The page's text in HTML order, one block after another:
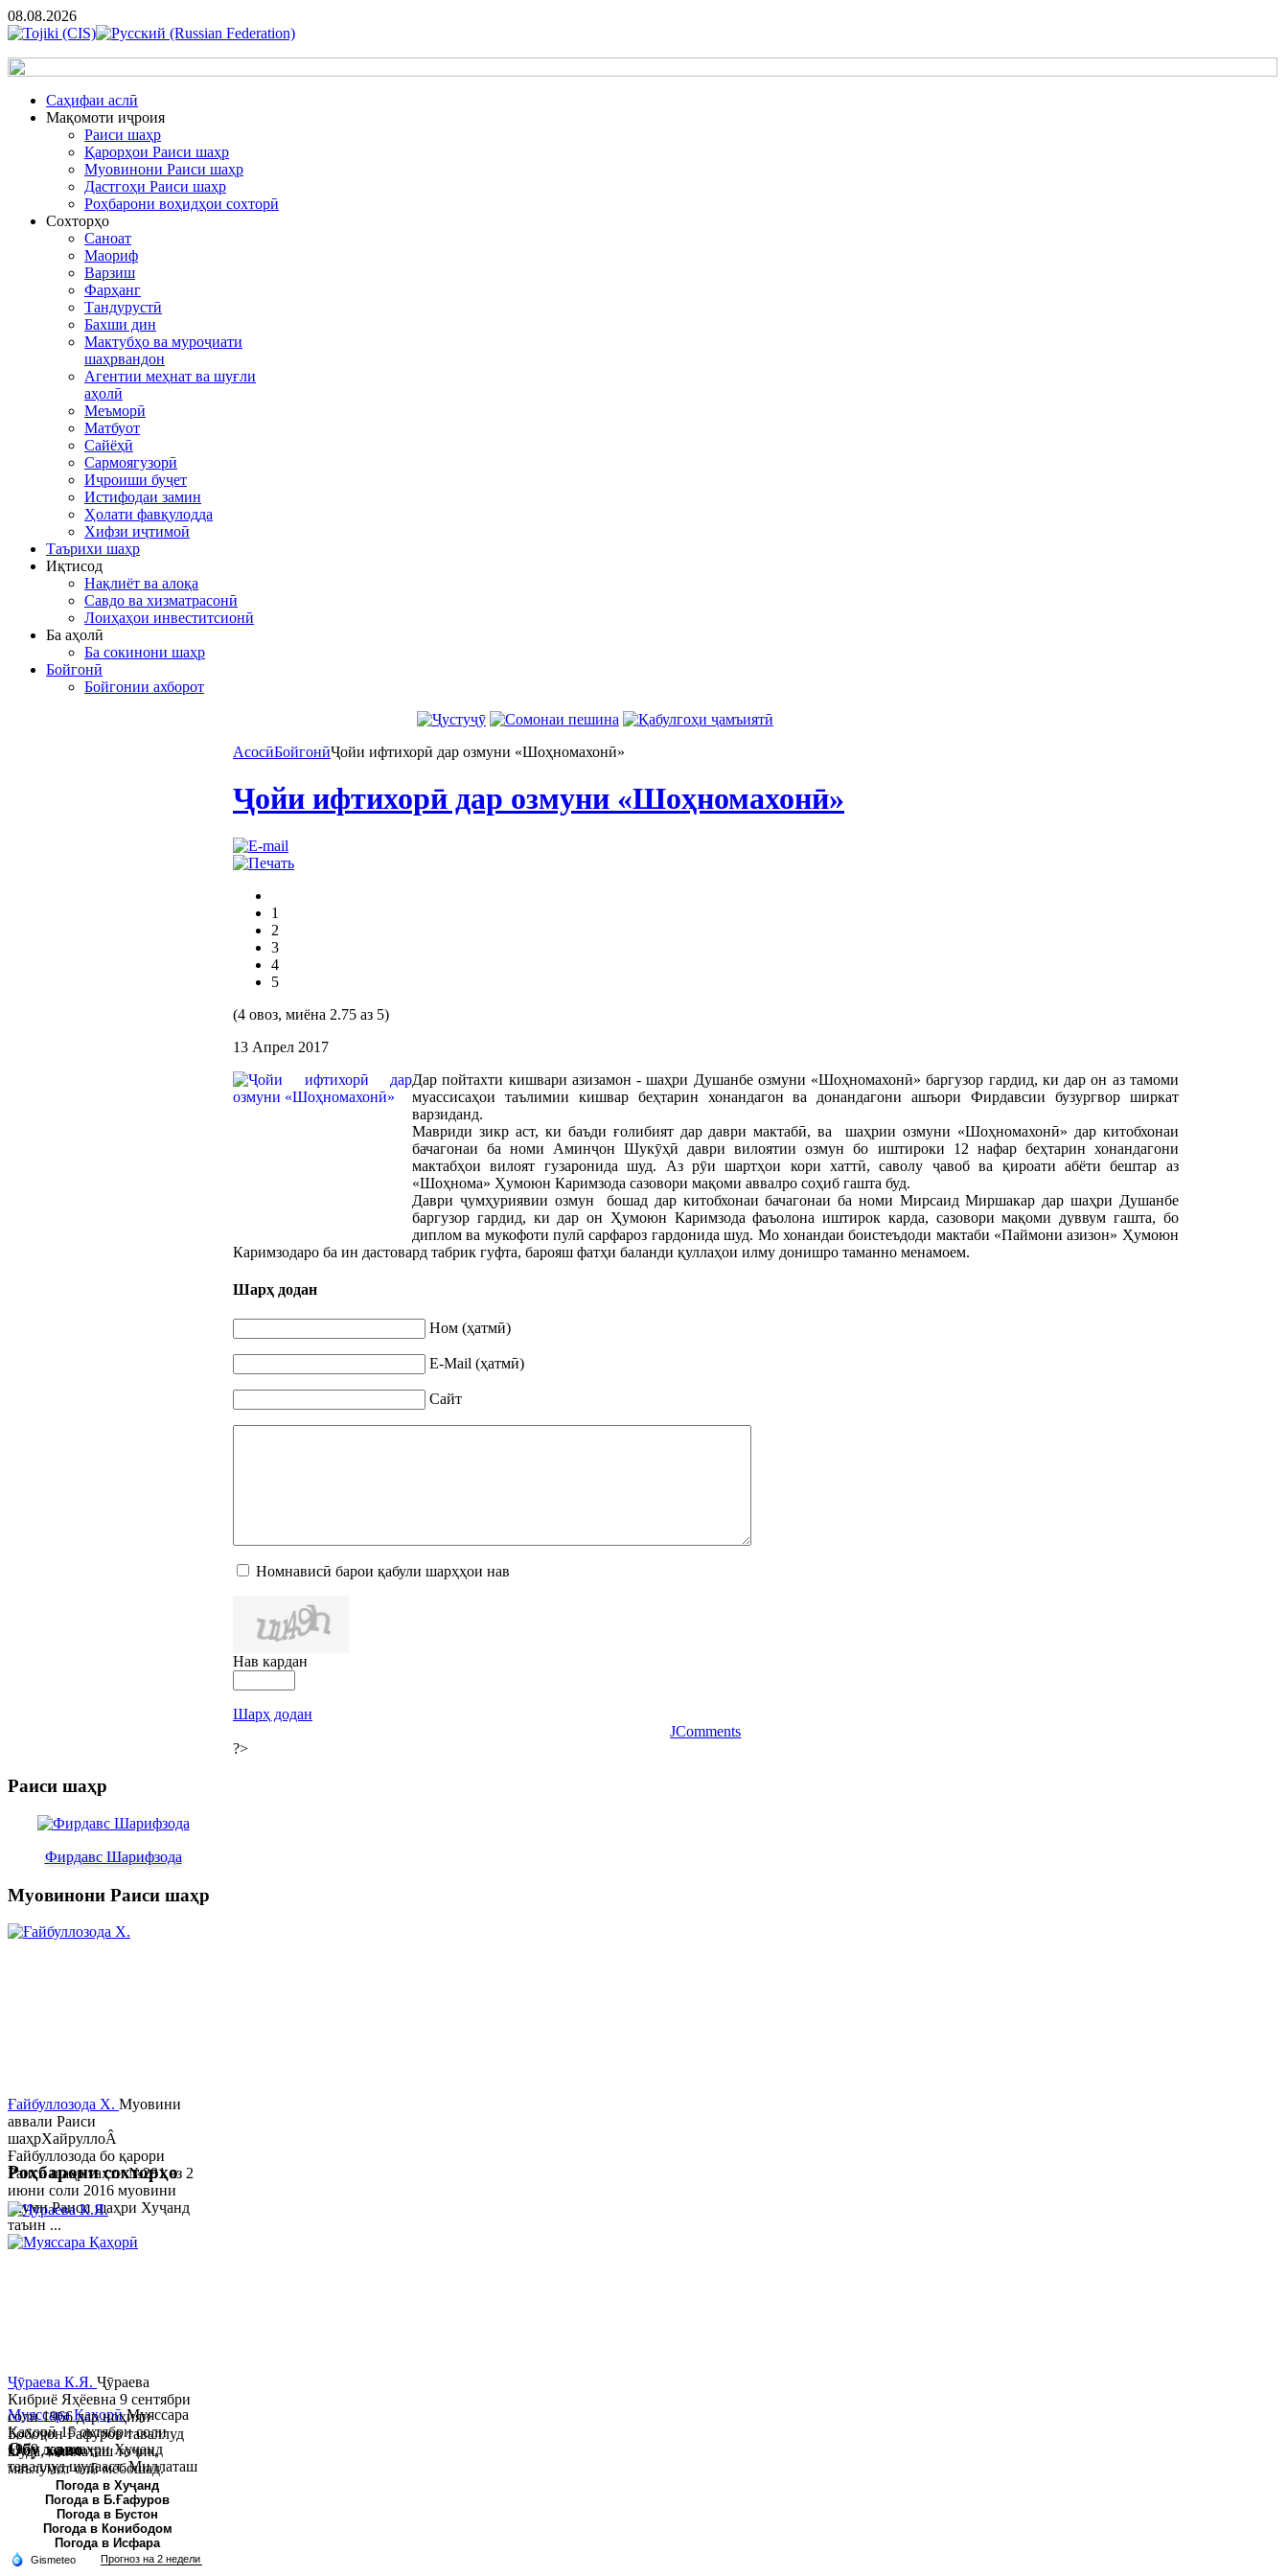
08.08.2026
Cаҳифаи аслӣ
Мақомоти иҷроия
Раиси шаҳр
Қарорҳои Раиси шаҳр
Муовинони Раиси шаҳр
Дастгоҳи Раиси шаҳр
Роҳбарони воҳидҳои сохторӣ
Сохторҳо
Саноат
Маориф
Варзиш
Фарҳанг
Тандурустӣ
Бахши дин
Мактубҳо ва муроҷиати
шаҳрвандон
Агентии меҳнат ва шуғли
аҳолӣ
Меъморӣ
Матбуот
Сайёҳӣ
Сармоягузорӣ
Иҷроиши буҷет
Истифодаи замин
Ҳолати фавқулодда
Хифзи иҷтимоӣ
Таърихи шаҳр
Иқтисод
Нақлиёт ва алоқа
Савдо ва хизматрасонӣ
Лоиҳаҳои инвеститсионӣ
Ба аҳолӣ
Ба сокинони шаҳр
Бойгонӣ
Бойгонии ахборот
АсосӣБойгонӣҶойи ифтихорӣ дар озмуни «Шоҳномахонӣ»
Ҷойи ифтихорӣ дар озмуни «Шоҳномахонӣ»
1
2
3
4
5
(4 овоз, миёна 2.75 аз 5)
13 Апрел 2017
Дар пойтахти кишвари азизамон - шаҳри Душанбе озмуни «Шоҳномахонӣ» баргузор гардид, ки дар он аз тамоми
муассисаҳои таълимии кишвар беҳтарин хонандагон ва донандагони ашъори Фирдавсии бузургвор ширкат
варзиданд.
Мавриди зикр аст, ки баъди ғолибият дар даври мактабӣ, ва шаҳрии озмуни «Шоҳномахонӣ» дар китобхонаи
бачагонаи ба номи Аминҷон Шукӯҳӣ даври вилоятии озмун бо иштироки 12 нафар беҳтарин хонандагони
мактабҳои вилоят гузаронида шуд. Аз рӯи шартҳои кори хаттӣ, саволу ҷавоб ва қироати абёти бештар аз
«Шоҳнома» Ҳумоюн Каримзода сазовори мақоми аввалро соҳиб гашта буд.
Даври ҷумҳуриявии озмун бошад дар китобхонаи бачагонаи ба номи Мирсаид Миршакар дар шаҳри Душанбе
баргузор гардид, ки дар он Ҳумоюн Каримзода фаъолона иштирок карда, сазовори мақоми дуввум гашта, бо
диплом ва мукофоти пулӣ сарфароз гардонида шуд. Мо хонандаи боистеъдоди мактаби «Паймони азизон» Ҳумоюн
Каримзодаро ба ин дастовард табрик гуфта, барояш фатҳи баланди қуллаҳои илму донишро таманно менамоем.
Шарҳ додан
Ном (ҳатмӣ)
E-Mail (ҳатмӣ)
Сайт
Номнависӣ барои қабули шарҳҳои нав
Нав кардан
Шарҳ додан
JComments
?>
Раиси шаҳр
Фирдавс Шарифзода
Муовинони Раиси шаҳр
Ғайбуллозода Х. Муовини
аввали Раиси
шаҳрХайруллоÂ
Ғайбуллозода бо қарори
Раиси шаҳр таҳти №281 аз 2
июни соли 2016 муовини
якуми Раиси шаҳри Хуҷанд
таъин ...
Муяссара ҚаҳорӣМуяссара
Қаҳорӣ 15 октябри соли
1979 дар шаҳри Хуҷанд
таваллуд шудааст. Миллаташ
тоҷик. Маълумот олӣ. Соли
2002 Донишгоҳи давлатии
Хуҷанд ба...
Роҳбарони сохторҳо
Ҷӯраева К.Я. Ҷӯраева
Кибриё Яҳёевна 9 сентябри
соли 1966 дар ноҳияи
Бобоҷон Ғафуров таваллуд
шуда, миллаташ тоҷик,
маълумот олӣ мебошад.
Соли 1997 Донишг...
Обу хаво
Погода в Хуҷанд
Погода в Б.Ғафуров
Погода в Бустон
Погода в Конибодом
Погода в Исфара